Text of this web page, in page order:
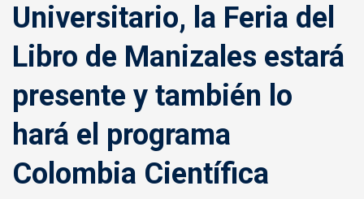
Universitario, la Feria del
Libro de Manizales estará
presente y también lo
hará el programa
Colombia Científica